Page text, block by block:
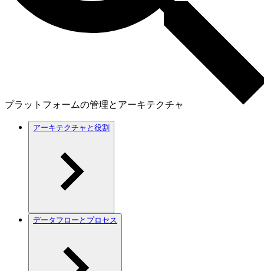
プラットフォームの管理とアーキテクチャ
アーキテクチャと役割
データフローとプロセス